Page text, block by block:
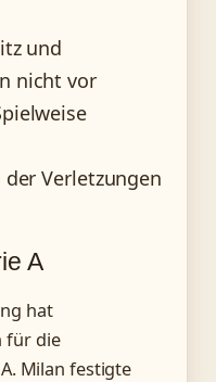
und
nicht vor
Verletzungen
A
hat
für die
Milan festigte